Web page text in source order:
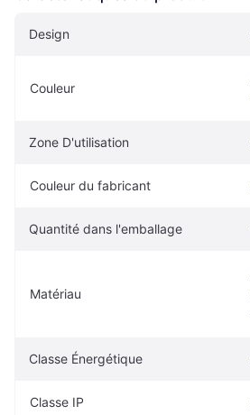
Design
Couleur
Zone D'utilisation
Couleur du fabricant
Quantité dans l'emballage
Matériau
Classe Énergétique
Classe IP